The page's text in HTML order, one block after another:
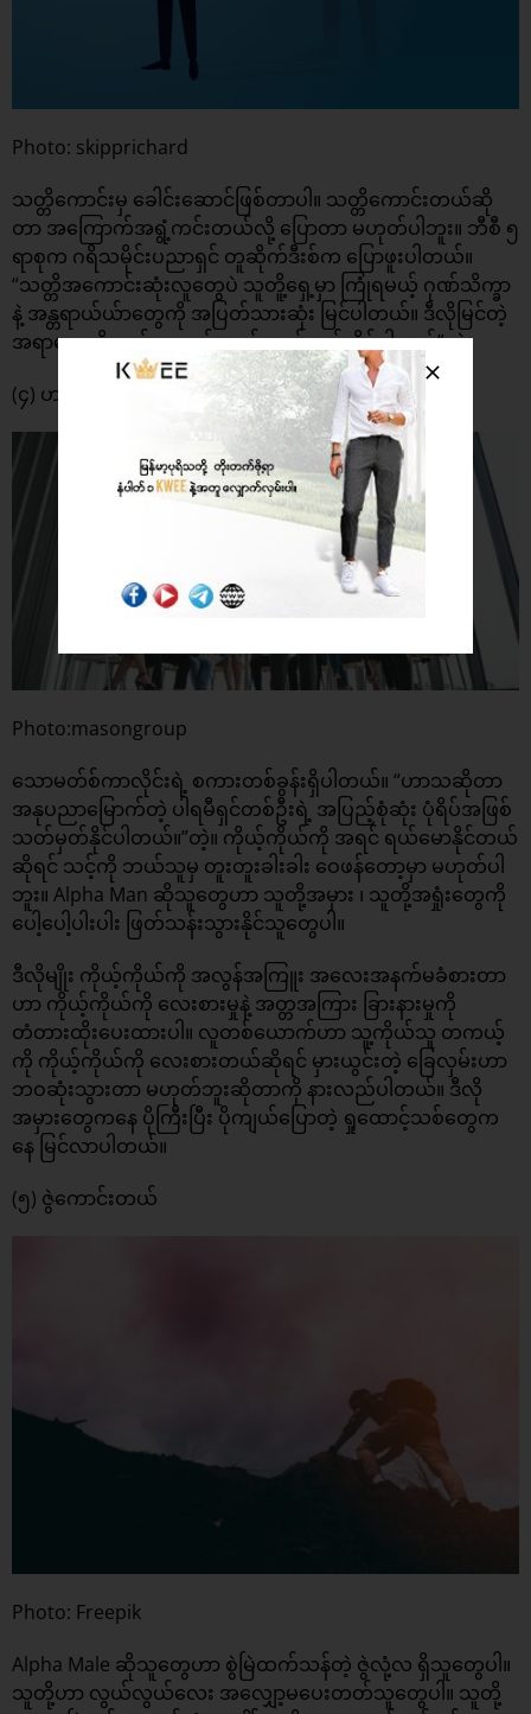
Photo: skipprichard
သတ္တိကောင်းမှ ခေါင်းဆောင်ဖြစ်တာပါ။ သတ္တိကောင်းတယ်ဆို
တာ အကြောက်အရွံ့ကင်းတယ်လို့ ပြောတာ မဟုတ်ပါဘူး။ ဘီစီ ၅
ရာစုက ဂရိသမိုင်းပညာရှင် တူဆိုက်ဒီးစ်က ပြောဖူးပါတယ်။
“သတ္တိအကောင်းဆုံးလူတွေပဲ သူတိူ့ရှေ့မှာ ကြုံရမယ့် ဂုဏ်သိက္ခာ
နဲ့ အန္တရာယ်ယ်ာတွေကို အပြတ်သားဆုံး မြင်ပါတယ်။ ဒီလိုမြင်တဲ့
အရာတွေကိုလည်း နောက်မတွန့်စတမ်း ရင်ဆိုင်ပါတယ်”တဲ့။
(၄) ဟာသနဲ့ လူသားဆန်မှု ရှိတယ်
Photo:masongroup
သောမတ်စ်ကာလိုင်းရဲ့ စကားတစ်ခွန်းရှိပါတယ်။ “ဟာသဆိုတာ
အနုပညာမြောက်တဲ့ ပါရမီရှင်တစ်ဦးရဲ့ အပြည့်စုံဆုံး ပုံရိပ်အဖြစ်
သတ်မှတ်နိုင်ပါတယ်။”တဲ့။ ကိုယ့်ကိုယ်ကို အရင် ရယ်‌မောနိုင်တယ်
ဆိုရင် သင့်ကို ဘယ်သူမှ တူးတူးခါးခါး ဝေဖန်တော့မှာ မဟုတ်ပါ
ဘူး။ Alpha Man ဆိုသူတွေဟာ သူတို့အမှား ၊ သူတို့အရှုံးတွေကို
ပေါ့ပေါ့ပါးပါး ဖြတ်သန်းသွားနိုင်သူတွေပါ။
ဒီလိုမျိုး ကိုယ့်ကိုယ်ကို အလွန်အကြူး အလေးအနက်မခံစားတာ
ဟာ ကိုယ့်ကိုယ်ကို လေးစားမှုနဲ့ အတ္တအကြား ခြားနားမှုကို
တံတားထိုးပေးထားပါ။ လူတစ်ယောက်ဟာ သူ့ကိုယ်သူ တကယ့်
ကို ကိုယ့်ကိုယ်ကို လေးစားတယ်ဆိုရင် မှားယွင်းတဲ့ ခြေလှမ်းဟာ
ဘဝဆုံးသွားတာ မဟုတ်ဘူးဆိုတာကို နားလည်ပါတယ်။ ဒီလို
အမှားတွေကနေ ပိုကြီးပြီး ပိုကျယ်ပြောတဲ့ ရှုထောင့်သစ်တွေက
နေ မြင်လာပါတယ်။
(၅) ဇွဲကောင်းတယ်
Photo: Freepik
Alpha Male ဆိုသူတွေဟာ စွဲမြဲထက်သန်တဲ့ ဇွဲလုံ့လ ရှိသူတွေပါ။
သူတို့ဟာ လွယ်လွယ်လေး အလျှော့မပေးတတ်သူတွေပါ။ သူတို့